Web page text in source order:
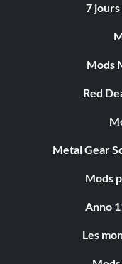
7
Mods
Red
Metal Gear
Mods
Anno
Les